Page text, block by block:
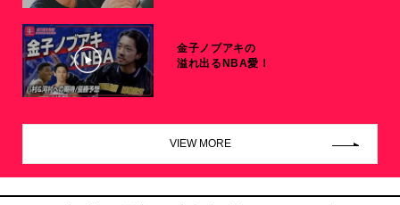
金子ノブアキの
溢れ出るNBA愛！
VIEW MORE